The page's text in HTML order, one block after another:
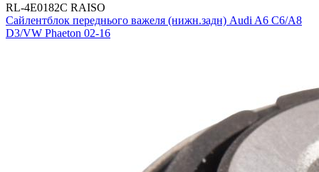
RL-4E0182C RAISO
Сайлентблок переднього важеля (нижн.задн) Audi A6 C6/A8
D3/VW Phaeton 02-16